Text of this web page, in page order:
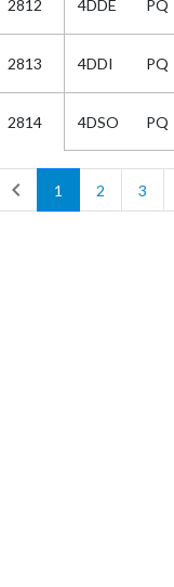
2812 4DDE PQ
2813 4DDI PQ
2814 4DSO PQ
chevron_left 1 2 3